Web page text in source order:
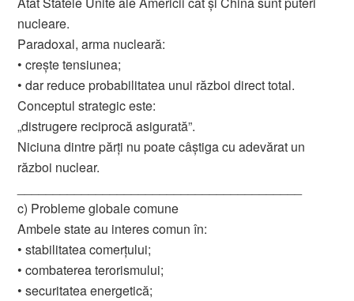
nucleare.
Paradoxal, arma nucleară:
• crește tensiunea;
• dar reduce probabilitatea unui război direct total.
Conceptul strategic este:
„distrugere reciprocă asigurată”.
Niciuna dintre părți nu poate câștiga cu adevărat un
război nuclear.
c) Probleme globale comune
Ambele state au interes comun în:
• stabilitatea comerțului;
• combaterea terorismului;
• securitatea energetică;